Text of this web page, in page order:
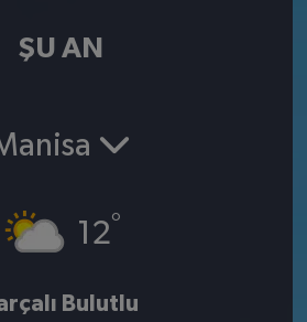
ŞU AN
12°
Bulutlu